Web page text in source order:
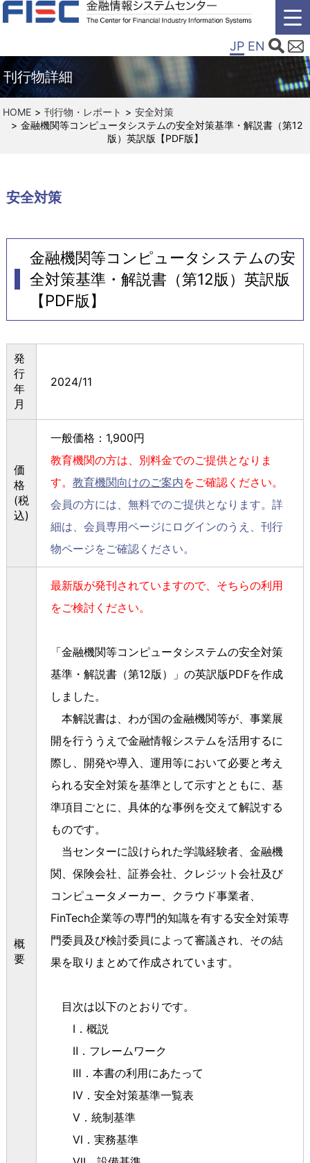
JP EN
刊行物詳細
HOME 刊行物・レポート
安全対策
金融機関等コンピュータシステムの安全対策基準・解説書（第12
版）英訳版【PDF版】
安全対策
金融機関等コンピュータシステムの安
全対策基準・解説書（第12版）英訳版
【PDF版】
発
行
年
月
2024/11
価
格
(税
込)
一般価格：1,900円
教育機関の方は、別料金でのご提供となりま
す。 教育機関向けのご案内をご確認ください。
会員の方には、無料でのご提供となります。詳
細は、会員専用ページにログインのうえ、刊行
物ページをご確認ください。
概
要
最新版が発刊されていますので、そちらの利用
をご検討ください。
「金融機関等コンピュータシステムの安全対策
基準・解説書（第12版）」の英訳版PDFを作成
しました。
本解説書は、わが国の金融機関等が、事業展
開を行ううえで金融情報システムを活用するに
際し、開発や導入、運用等において必要と考え
られる安全対策を基準として示すとともに、基
準項目ごとに、具体的な事例を交えて解説する
ものです。
当センターに設けられた学識経験者、金融機
関、保険会社、証券会社、クレジット会社及び
コンピュータメーカー、クラウド事業者、
FinTech企業等の専門的知識を有する安全対策専
門委員及び検討委員によって審議され、その結
果を取りまとめて作成されています。
目次は以下のとおりです。
Ⅰ．概説
Ⅱ．フレームワーク
Ⅲ．本書の利用にあたって
Ⅳ．安全対策基準一覧表
Ⅴ．統制基準
Ⅵ．実務基準